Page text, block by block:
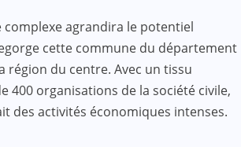
complexe agrandira le potentiel
cette commune du département
région du centre. Avec un tissu
400 organisations de la société civile,
des activités économiques intenses.